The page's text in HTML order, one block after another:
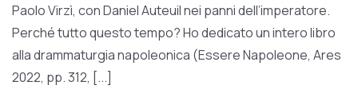
Paolo Virzì, con Daniel Auteuil nei panni dell’imperatore.
Perché tutto questo tempo? Ho dedicato un intero libro
alla drammaturgia napoleonica (Essere Napoleone, Ares
2022, pp. 312, [...]